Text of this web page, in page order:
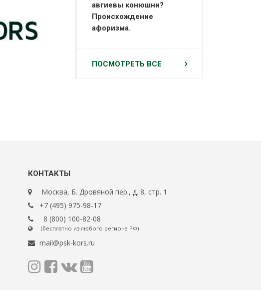
авгиевы конюшни?
Происхождение
афоризма.
ПОСМОТРЕТЬ ВСЕ
КОНТАКТЫ
Москва, Б. Дровяной пер., д. 8, стр. 1
+7 (495) 975-98-17
8 (800) 100-82-08
(бесплатно из любого региона РФ)
mail@psk-kors.ru